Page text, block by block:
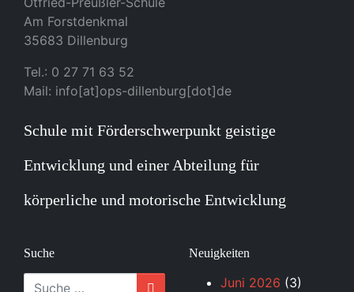
Am Forstdenkmal
35683 Dillenburg
Tel.: 0 27 71 63 52
Mail: info[at]ops-dillenburg[dot]de
Schule mit Förderschwerpunkt geistige
Entwicklung und einer Abteilung für
körperliche und motorische Entwicklung
Suche
Suche
Neuigkeiten
Juni 2026 (3)